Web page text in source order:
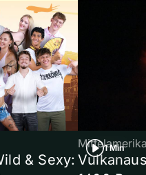
& Sexy:
1 Min